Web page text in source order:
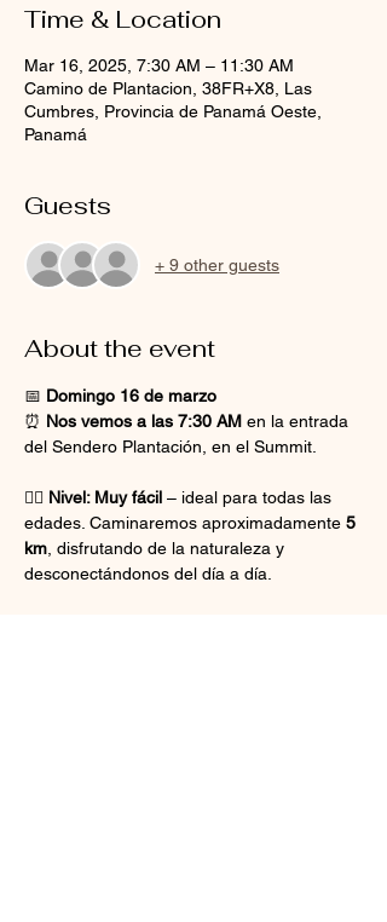
Time & Location
Mar 16, 2025, 7:30 AM – 11:30 AM
Camino de Plantacion, 38FR+X8, Las
Cumbres, Provincia de Panamá Oeste,
Panamá
Guests
+ 9 other guests
About the event
📅 Domingo 16 de marzo
⏰ Nos vemos a las 7:30 AM en la entrada
del Sendero Plantación, en el Summit.
🚶‍♂️ Nivel: Muy fácil – ideal para todas las
edades. Caminaremos aproximadamente 5
km , disfrutando de la naturaleza y
desconectándonos del día a día.